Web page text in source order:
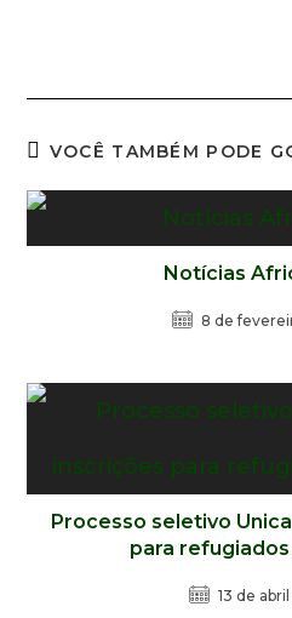
VOCÊ TAMBÉM PODE
Notícias
8 de
Processo seletivo
para
13 de